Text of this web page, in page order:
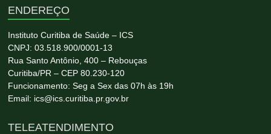
ENDEREÇO
Instituto Curitiba de Saúde – ICS
CNPJ: 03.518.900/0001-13
Rua Santo Antônio, 400 – Rebouças
Curitiba/PR – CEP 80.230-120
Funcionamento: Seg a Sex das 07h às 19h
Email: ics@ics.curitiba.pr.gov.br
TELEATENDIMENTO